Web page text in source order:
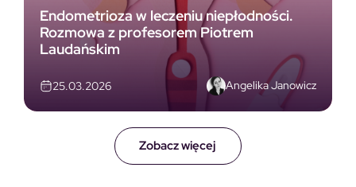
Zobacz więcej
Endometrioza w leczeniu niepłodności.
Rozmowa z profesorem Piotrem
Laudańskim
25.03.2026 Angelika Janowicz